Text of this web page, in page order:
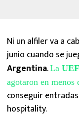
Ni un alfiler va a
junio cuando se
Argentina.La
agotaron en menos
conseguir
hospitality.